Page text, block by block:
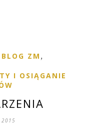
BLOG ZM ,
I OSIĄGANIE
2015